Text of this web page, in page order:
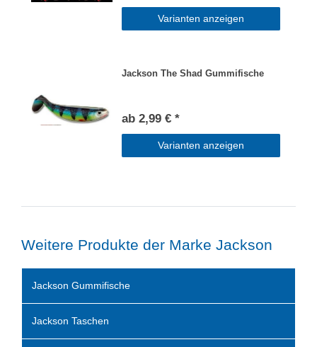
Varianten anzeigen
Jackson The Shad Gummifische
ab 2,99 € *
Varianten anzeigen
Weitere Produkte der Marke Jackson
Jackson Gummifische
Jackson Taschen